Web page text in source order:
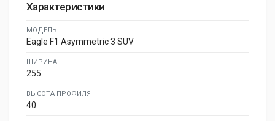
Характеристики
МОДЕЛЬ
Eagle F1 Asymmetric 3 SUV
ШИРИНА
255
ВЫСОТА ПРОФИЛЯ
40